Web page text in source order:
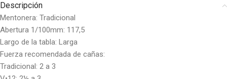
Descripción
Mentonera: Tradicional
Abertura 1/100mm: 117,5
Largo de la tabla: Larga
Fuerza recomendada de cañas:
Tradicional: 2 a 3